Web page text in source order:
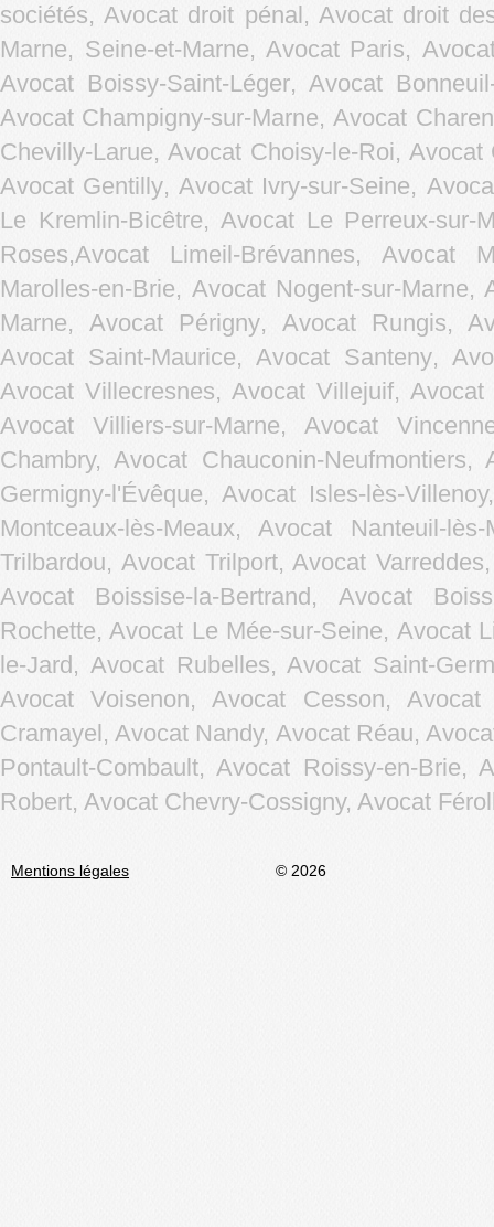
sociétés, Avocat droit pénal, Avocat droit
Marne, Seine-et-Marne, Avocat Paris,
Avocat Boissy-Saint-Léger,Avocat
Avocat Champigny-sur-Marne,Avocat
Chevilly-Larue,Avocat Choisy-le-Roi, Avocat
Avocat Gentilly,Avocat Ivry-sur-Seine,
Le Kremlin-Bicêtre,Avocat Le Perreux-sur-
Roses,Avocat Limeil-Brévannes, Avocat
Marolles-en-Brie, Avocat Nogent-sur-Marne,
Marne, Avocat Périgny, Avocat Rungis,
Avocat Saint-Maurice,Avocat Santeny,
Avocat Villecresnes,Avocat Villejuif,Avocat
Avocat Villiers-sur-Marne,Avocat
Chambry, Avocat Chauconin-
Germigny-l'Évêque, Avocat Isles-lès-
Montceaux-lès-Meaux, Avocat Nanteuil-
Trilbardou, Avocat Trilport, Avocat
Avocat Boissise-la-Bertrand, Avocat
Rochette, Avocat Le Mée-sur-Seine, Avocat
le-Jard, Avocat Rubelles, Avocat Saint-
Avocat Voisenon, Avocat Cesson,
Cramayel, Avocat Nandy, Avocat Réau,
Pontault-Combault, Avocat Roissy-en-Brie,
Robert, Avocat Chevry-Cossigny, Avocat
Mentions légales © 2026